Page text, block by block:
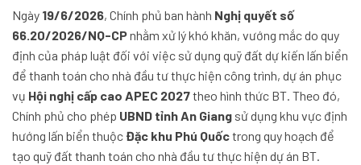
Ngày 19/6/2026, Chính phủ ban hành Nghị quyết số
66.20/2026/NQ-CPnhằm xử lý khó khăn, vướng mắc do quy
định của pháp luật đối với việc sử dụng quỹ đất dự kiến lấn biển
để thanh toán cho nhà đầu tư thực hiện công trình, dự án phục
vụ Hội nghị cấp cao APEC 2027theo hình thức BT. Theo đó,
Chính phủ cho phép UBND tỉnh An Giang sử dụng khu vực định
hướng lấn biển thuộc Đặc khu Phú Quốctrong quy hoạch để
tạo quỹ đất thanh toán cho nhà đầu tư thực hiện dự án BT.